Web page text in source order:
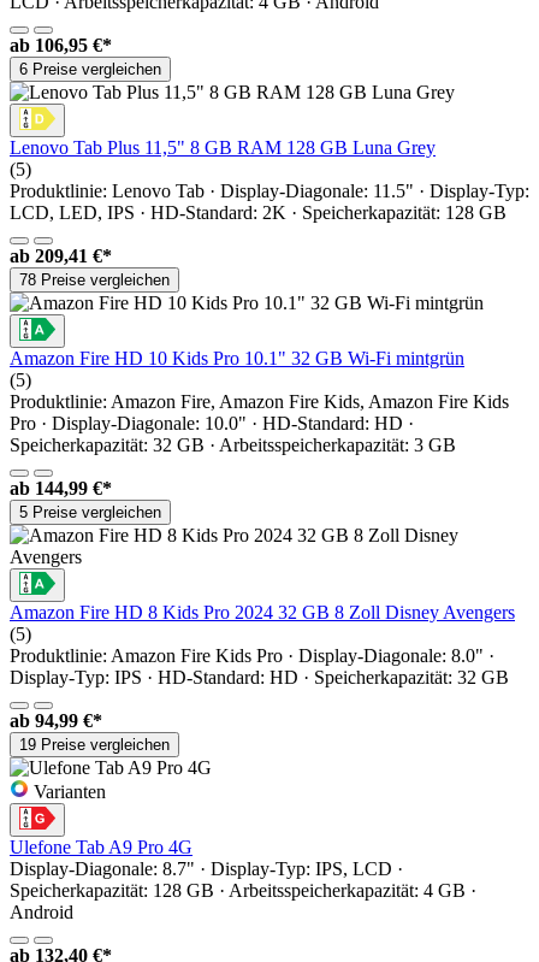
ab 106,95 €*
6 Preise vergleichen
Lenovo Tab Plus 11,5" 8 GB RAM 128 GB Luna Grey
(5)
Produktlinie: Lenovo Tab · Display-Diagonale: 11.5" · Display-Typ:
LCD, LED, IPS · HD-Standard: 2K · Speicherkapazität: 128 GB
ab 209,41 €*
78 Preise vergleichen
Amazon Fire HD 10 Kids Pro 10.1" 32 GB Wi-Fi mintgrün
(5)
Produktlinie: Amazon Fire, Amazon Fire Kids, Amazon Fire Kids
Pro · Display-Diagonale: 10.0" · HD-Standard: HD ·
Speicherkapazität: 32 GB · Arbeitsspeicherkapazität: 3 GB
ab 144,99 €*
5 Preise vergleichen
Amazon Fire HD 8 Kids Pro 2024 32 GB 8 Zoll Disney Avengers
(5)
Produktlinie: Amazon Fire Kids Pro · Display-Diagonale: 8.0" ·
Display-Typ: IPS · HD-Standard: HD · Speicherkapazität: 32 GB
ab 94,99 €*
19 Preise vergleichen
Varianten
Ulefone Tab A9 Pro 4G
Display-Diagonale: 8.7" · Display-Typ: IPS, LCD ·
Speicherkapazität: 128 GB · Arbeitsspeicherkapazität: 4 GB ·
Android
ab 132,40 €*